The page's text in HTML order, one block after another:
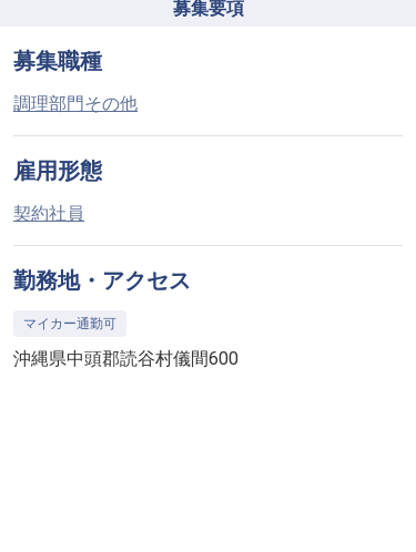
募集要項
募集職種
調理部門その他
雇用形態
契約社員
勤務地・アクセス
マイカー通勤可
沖縄県中頭郡読谷村儀間600